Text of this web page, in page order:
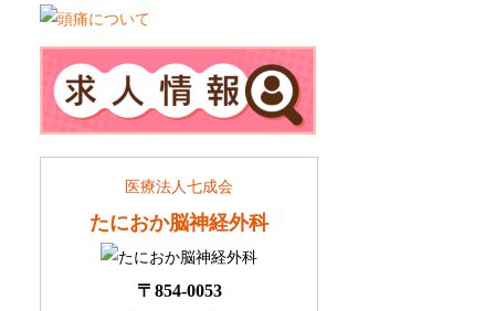
医療法人七成会
たにおか脳神経外科
〒854-0053